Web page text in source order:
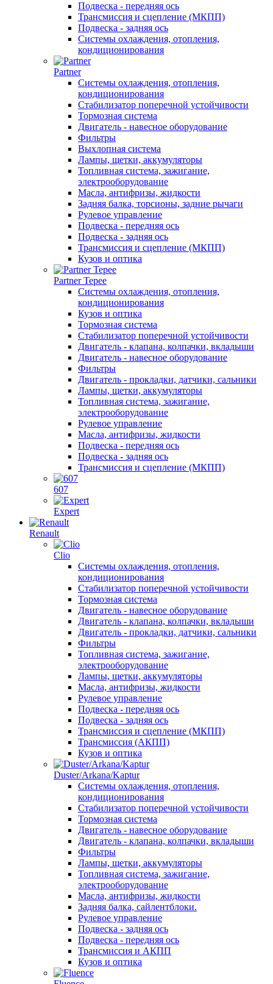
Подвеска - передняя ось
Трансмиссия и сцепление (МКПП)
Подвеска - задняя ось
Системы охлаждения, отопления,
кондиционирования
Partner
Системы охлаждения, отопления,
кондиционирования
Стабилизатор поперечной устойчивости
Тормозная система
Двигатель - навесное оборудование
Фильтры
Выхлопная система
Лампы, щетки, аккумуляторы
Топливная система, зажигание,
электрооборудование
Масла, антифризы, жидкости
Задняя балка, торсионы, задние рычаги
Рулевое управление
Подвеска - передняя ось
Подвеска - задняя ось
Трансмиссия и сцепление (МКПП)
Кузов и оптика
Partner Tepee
Системы охлаждения, отопления,
кондиционирования
Кузов и оптика
Тормозная система
Стабилизатор поперечной устойчивости
Двигатель - клапана, колпачки, вкладыши
Двигатель - навесное оборудование
Фильтры
Двигатель - прокладки, датчики, сальники
Лампы, щетки, аккумуляторы
Топливная система, зажигание,
электрооборудование
Рулевое управление
Масла, антифризы, жидкости
Подвеска - передняя ось
Подвеска - задняя ось
Трансмиссия и сцепление (МКПП)
607
Expert
Renault
Clio
Системы охлаждения, отопления,
кондиционирования
Стабилизатор поперечной устойчивости
Тормозная система
Двигатель - навесное оборудование
Двигатель - клапана, колпачки, вкладыши
Двигатель - прокладки, датчики, сальники
Фильтры
Топливная система, зажигание,
электрооборудование
Лампы, щетки, аккумуляторы
Масла, антифризы, жидкости
Рулевое управление
Подвеска - передняя ось
Подвеска - задняя ось
Трансмиссия и сцепление (МКПП)
Трансмиссия (АКПП)
Кузов и оптика
Duster/Arkana/Kaptur
Системы охлаждения, отопления,
кондиционирования
Стабилизатор поперечной устойчивости
Тормозная система
Двигатель - навесное оборудование
Двигатель - клапана, колпачки, вкладыши
Фильтры
Лампы, щетки, аккумуляторы
Топливная система, зажигание,
электрооборудование
Масла, антифризы, жидкости
Задняя балка, сайлентблоки.
Рулевое управление
Подвеска - задняя ось
Подвеска - передняя ось
Трансмиссия и АКПП
Кузов и оптика